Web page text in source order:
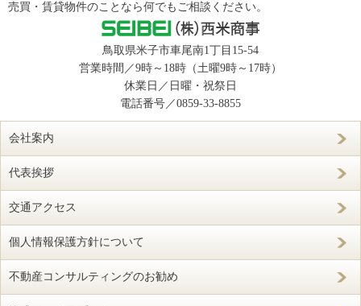
売買・賃貸物件のことなら何でもご相談ください。
鳥取県米子市車尾南1丁目15-54
営業時間／9時～18時（土曜9時～17時）
休業日／日曜・祝祭日
電話番号／0859-33-8855
会社案内
代表挨拶
交通アクセス
個人情報保護方針について
不動産コンサルティングのお勧め